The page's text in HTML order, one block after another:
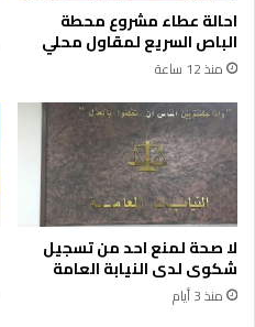
احالة عطاء مشروع محطة
الباص السريع لمقاول محلي
منذ 12 ساعة
لا صحة لمنع احد من تسجيل
شكوى لدى النيابة العامة
منذ 3 أيام